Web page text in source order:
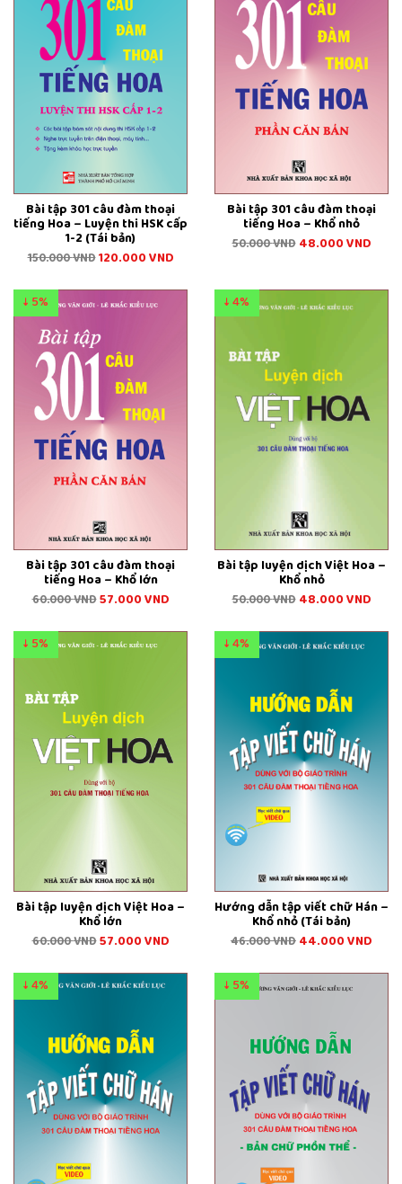
Bài tập 301 câu đàm thoại
tiếng Hoa – Luyện thi HSK cấp
1-2 (Tái bản)
150.000VND120.000VND
Bài tập 301 câu đàm thoại
tiếng Hoa – Khổ nhỏ
50.000VND 48.000VND
↓ 5%
Bài tập 301 câu đàm thoại
tiếng Hoa – Khổ lớn
60.000VND57.000VND
↓ 4%
Bài tập luyện dịch Việt Hoa –
Khổ nhỏ
50.000VND 48.000VND
↓ 5%
Bài tập luyện dịch Việt Hoa –
Khổ lớn
60.000VND57.000VND
↓ 4%
Hướng dẫn tập viết chữ Hán –
Khổ nhỏ (Tái bản)
46.000VND44.000VND
↓ 4% ↓ 5%